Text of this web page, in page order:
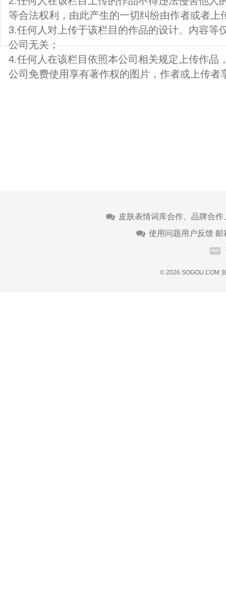
等合法权利，由此产生的一切纠纷由作者或者上
3.任何人对上传于该栏目的作品的设计、内容等
公司无关；
4.任何人在该栏目依照本公司相关规定上传作品
公司免费使用享有著作权的图片，作者或上传者
皮肤表情词库合作、品牌合
使用问题用户反馈 邮
© 2026 SOGOU.COM